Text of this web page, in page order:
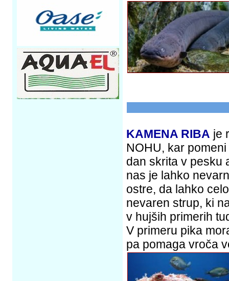
KAMENA RIBA je
NOHU, kar
dan skrita v pesku
nas je lahko
ostre, da lahko
nevaren strup, ki
v hujših primerih
V primeru pika
pa pomaga vroča